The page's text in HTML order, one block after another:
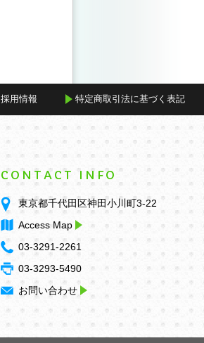
採用情報 特定商取引法に基づく表記
CONTACT INFO
東京都千代田区神田小川町3-22
Access Map
03-3291-2261
03-3293-5490
お問い合わせ